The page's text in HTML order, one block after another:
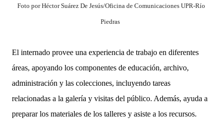
Foto por Héctor Suárez De Jesús/Oficina de Comunicaciones UPR-Río
Piedras
El internado provee una experiencia de trabajo en diferentes
áreas, apoyando los componentes de educación, archivo,
administración y las colecciones, incluyendo tareas
relacionadas a la galería y visitas del público. Además, ayuda a
preparar los materiales de los talleres y asiste a los recursos.